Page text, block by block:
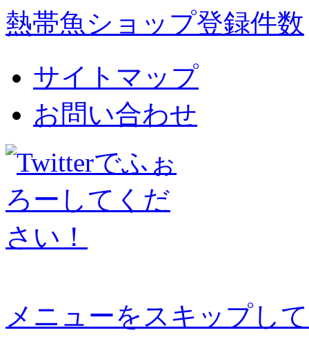
熱帯魚ショップ登録件数
サイトマップ
お問い合わせ
メニューをスキップし